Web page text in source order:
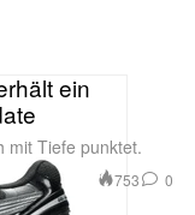
ein
mit Tiefe punktet.
753 0